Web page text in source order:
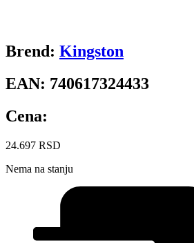
Brend: Kingston
EAN: 740617324433
Cena:
24.697 RSD
Nema na stanju